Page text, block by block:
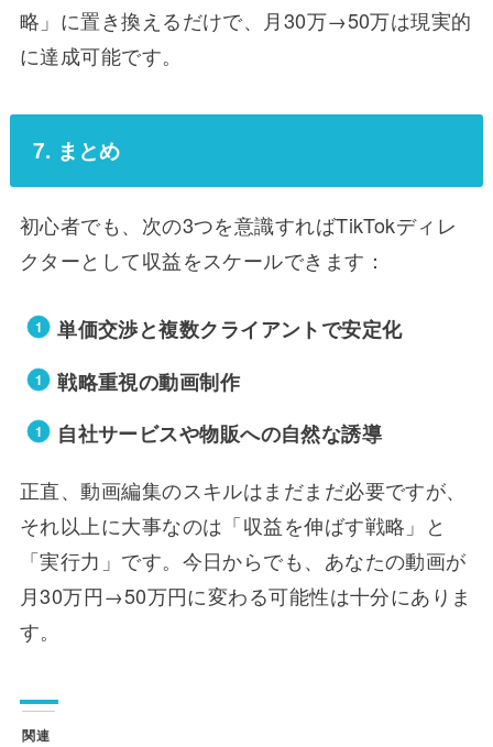
略」に置き換えるだけで、月30万→50万は現実的
に達成可能です。
7. まとめ
初心者でも、次の3つを意識すればTikTokディレ
クターとして収益をスケールできます：
単価交渉と複数クライアントで安定化
戦略重視の動画制作
自社サービスや物販への自然な誘導
正直、動画編集のスキルはまだまだ必要ですが、
それ以上に大事なのは「収益を伸ばす戦略」と
「実行力」です。今日からでも、あなたの動画が
月30万円→50万円に変わる可能性は十分にありま
す。
関連